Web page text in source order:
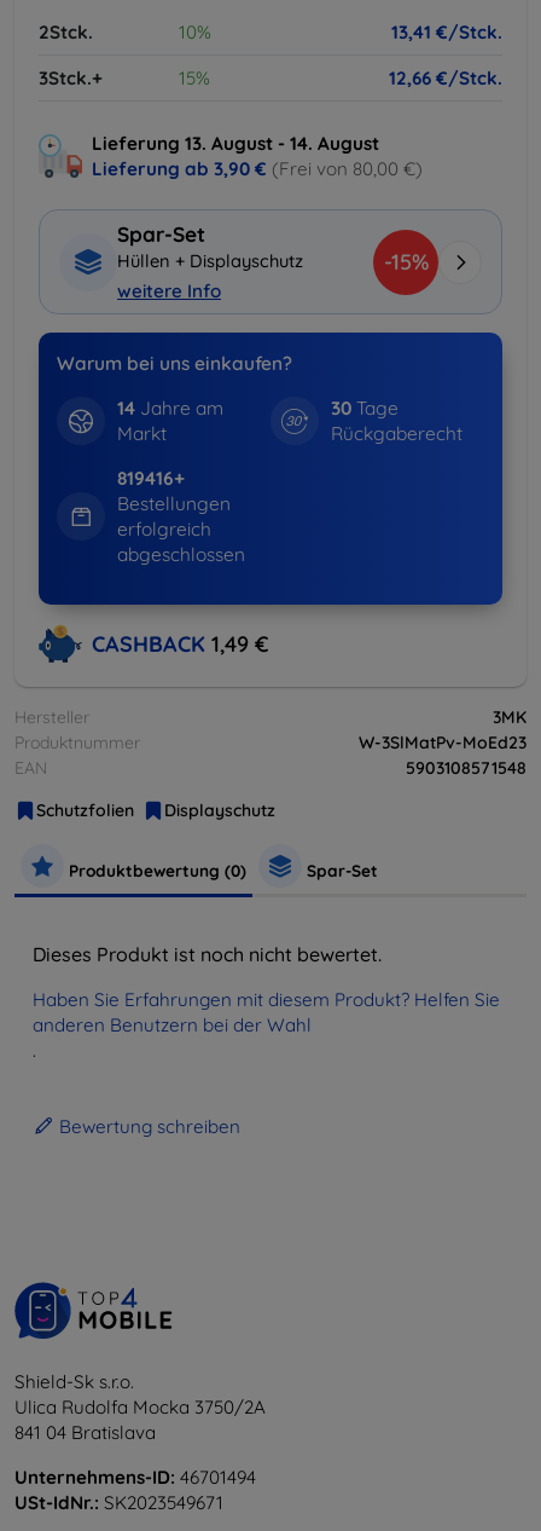
2Stck.
10%
13,41 €/Stck.
3Stck.+
15% 12,66 €/Stck.
Lieferung 13. August - 14. August
Lieferung ab 3,90 € (Frei von 80,00 €)
Spar-Set
Hüllen + Displayschutz
weitere Info
-15%
Warum bei uns einkaufen?
14Jahre am
Markt
30 Tage
Rückgaberecht
819416+
Bestellungen
erfolgreich
abgeschlossen
CASHBACK 1,49 €
Hersteller
3MK
Produktnummer
W-3SlMatPv-MoEd23
EAN
5903108571548
Schutzfolien
Displayschutz
Produktbewertung (0) Spar-Set
Dieses Produkt ist noch nicht bewertet.
Haben Sie Erfahrungen mit diesem Produkt? Helfen Sie
anderen Benutzern bei der Wahl
.
Bewertung schreiben
Shield-Sk s.r.o.
Ulica Rudolfa Mocka 3750/2A
841 04 Bratislava
Unternehmens-ID: 46701494
USt-IdNr.: SK2023549671